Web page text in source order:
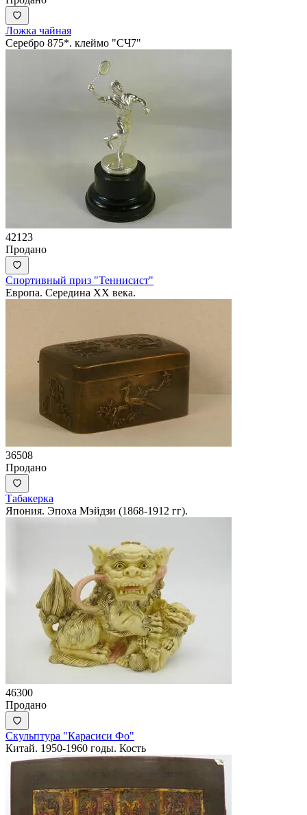
Ложка чайная
Серебро 875*. клеймо "СЧ7"
42123
Продано
Спортивный приз "Теннисист"
Европа. Середина ХХ века.
36508
Продано
Табакерка
Япония. Эпоха Мэйдзи (1868-1912 гг).
46300
Продано
Скульптура "Карасиси Фо"
Китай. 1950-1960 годы. Кость